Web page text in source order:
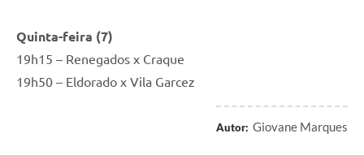
Quinta-feira (7)
19h15 – Renegados x Craque
19h50 – Eldorado x Vila Garcez
Autor: Giovane Marques